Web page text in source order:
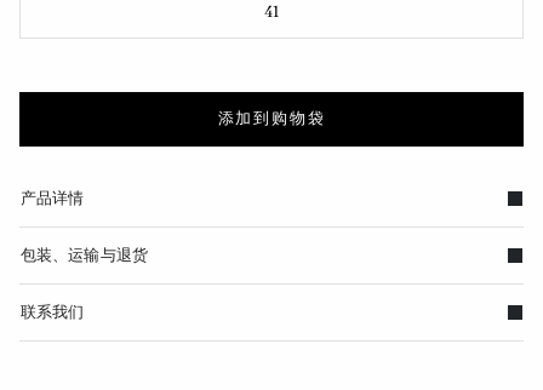
41
添加到购物袋
产品详情
包装、运输与退货
联系我们